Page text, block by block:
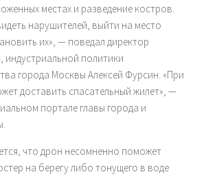
местах и разведение костров.
нарушителей, выйти на место
их», — поведал директор
индустриальной политики
города Москвы Алексей Фурсин. «При
доставить спасательный жилет», —
портале главы города и
что дрон несомненно поможет
на берегу либо тонущего в воде